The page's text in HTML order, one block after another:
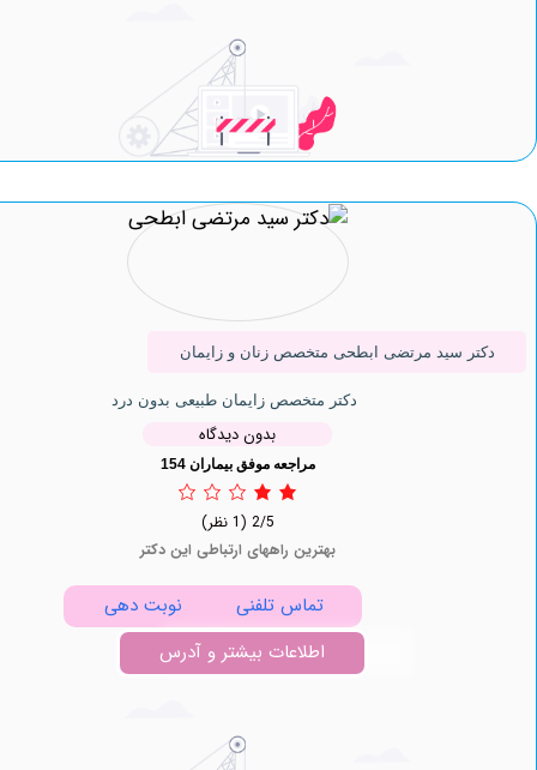
سید مرتضی ابطحی متخصص زنان و زایمان
دکتر متخصص زایمان طبیعی بدون درد
بدون دیدگاه
مراجعه موفق بیماران 154
بهترین راههای ارتباطی این دکتر
تماس تلفنی
نوبت دهی
اطلاعات بیشتر و آدرس